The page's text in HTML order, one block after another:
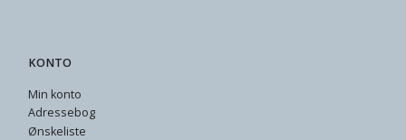
KONTO
Min konto
Adressebog
Ønskeliste